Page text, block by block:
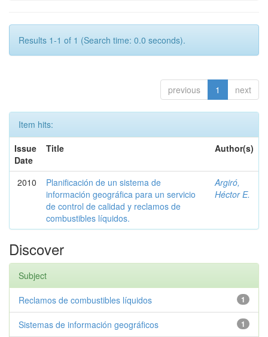
Results 1-1 of 1 (Search time: 0.0 seconds).
previous 1 next
Item hits:
Issue
Date
Title Author(s)
2010
Planificación de un sistema de
información geográfica para un servicio
de control de calidad y reclamos de
combustibles líquidos.
Argiró,
Héctor E.
Discover
Subject
1
Reclamos de combustibles líquidos
1
Sistemas de información geográficos